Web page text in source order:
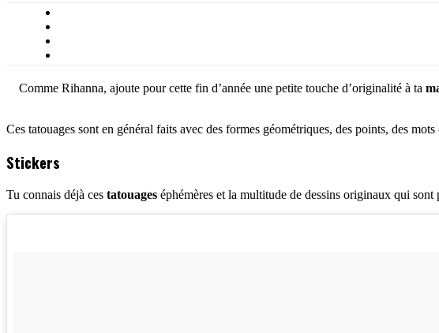
Comme Rihanna, ajoute pour cette fin d’année une petite touche d’originalité à ta
Ces tatouages sont en général faits avec des formes géométriques, des points, des
Stickers
Tu connais déjà ces tatouages éphémères et la multitude de dessins originaux qui